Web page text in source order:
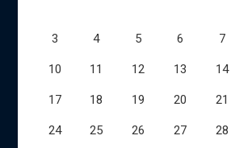
3 4 5 6 7
10 11 12 13 14
17 18 19 20 21
24 25 26 27 28